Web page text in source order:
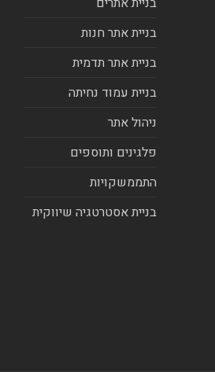
בניית אתר חנות
בניית אתר תדמית
בניית עמוד נחיתה
ניהול אתר
פלגינים ותוספים
התממשקויות
בניית אסטרטגיה שיווקית